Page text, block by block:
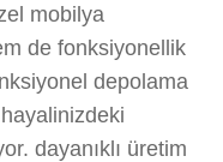
mobilya
de fonksiyonellik
depolama
dayanıklı üretim